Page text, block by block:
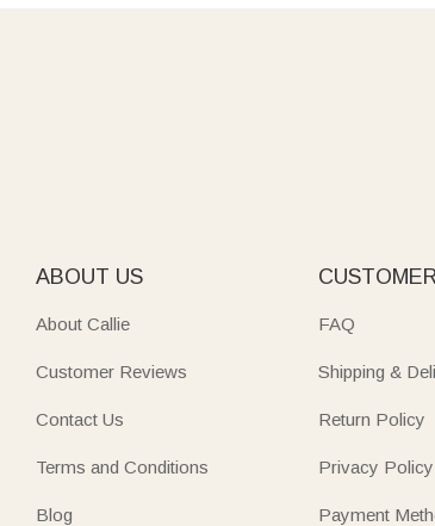
ABOUT US
About Callie
Customer Reviews
Contact Us
Terms and Conditions
Blog
FAQ
Shipping &
Return Policy
Privacy Policy
Payment